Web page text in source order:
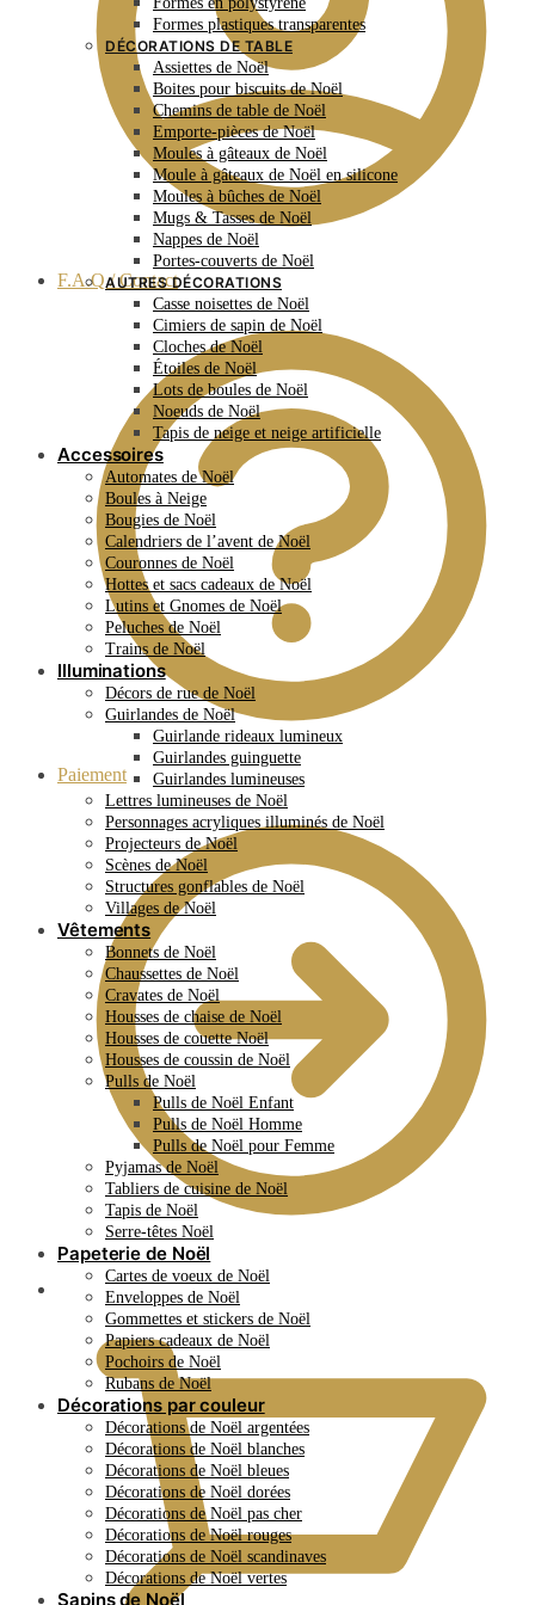
F.A.Q / Contact
Paiement
0.00 €
Formes plastiques transparentes
DÉCORATIONS DE TABLE
Assiettes de Noël
Boites pour biscuits de Noël
Chemins de table de Noël
Emporte-pièces de Noël
Moules à gâteaux de Noël
Moule à gâteaux de Noël en silicone
Moules à bûches de Noël
Mugs & Tasses de Noël
Nappes de Noël
Portes-couverts de Noël
AUTRES DÉCORATIONS
Casse noisettes de Noël
Cimiers de sapin de Noël
Cloches de Noël
Étoiles de Noël
Lots de boules de Noël
Noeuds de Noël
Tapis de neige et neige artificielle
Accessoires
Automates de Noël
Boules à Neige
Bougies de Noël
Calendriers de l’avent de Noël
Couronnes de Noël
Hottes et sacs cadeaux de Noël
Lutins et Gnomes de Noël
Peluches de Noël
Trains de Noël
Illuminations
Décors de rue de Noël
Guirlandes de Noël
Guirlande rideaux lumineux
Guirlandes guinguette
Guirlandes lumineuses
Lettres lumineuses de Noël
Personnages acryliques illuminés de Noël
Projecteurs de Noël
Scènes de Noël
Structures gonflables de Noël
Villages de Noël
Vêtements
Bonnets de Noël
Chaussettes de Noël
Cravates de Noël
Housses de chaise de Noël
Housses de couette Noël
Housses de coussin de Noël
Pulls de Noël
Pulls de Noël Enfant
Pulls de Noël Homme
Pulls de Noël pour Femme
Pyjamas de Noël
Tabliers de cuisine de Noël
Tapis de Noël
Serre-têtes Noël
Papeterie de Noël
Cartes de voeux de Noël
Enveloppes de Noël
Gommettes et stickers de Noël
Papiers cadeaux de Noël
Pochoirs de Noël
Rubans de Noël
Décorations par couleur
Décorations de Noël argentées
Décorations de Noël blanches
Décorations de Noël bleues
Décorations de Noël dorées
Décorations de Noël pas cher
Décorations de Noël rouges
Décorations de Noël scandinaves
Décorations de Noël vertes
Sapins de Noël